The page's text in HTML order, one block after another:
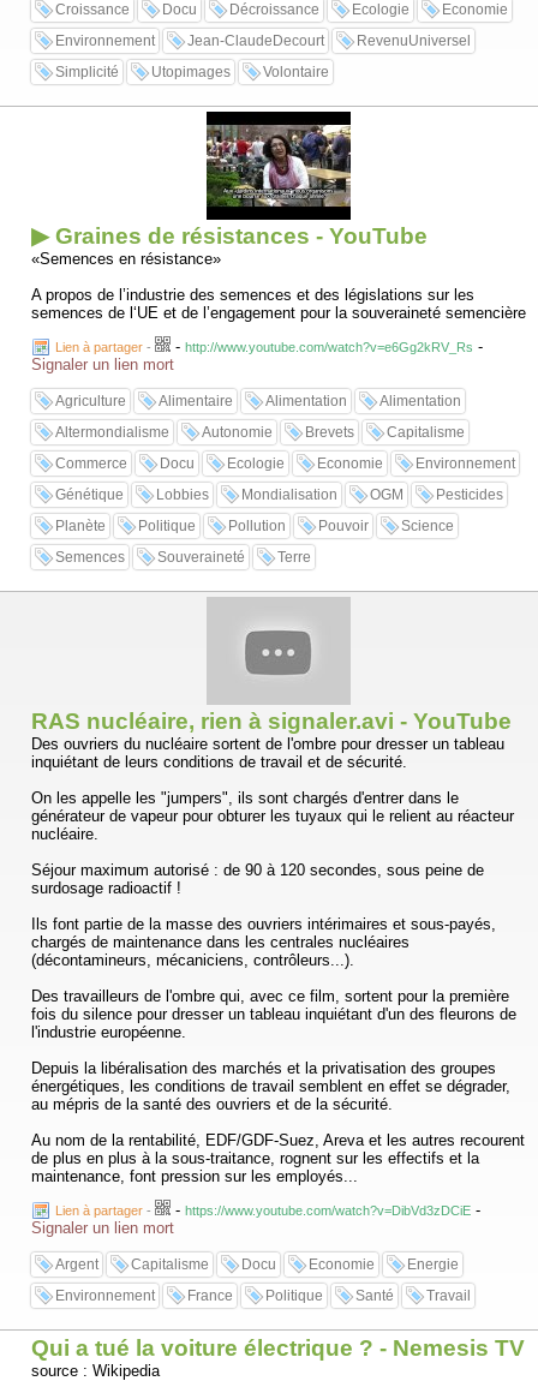
Croissance Docu Décroissance Ecologie
Economie
Environnement
Jean-ClaudeDecourt
RevenuUniversel
Simplicité
Utopimages Volontaire
▶ Graines de résistances - YouTube
«Semences en résistance»
A propos de l’industrie des semences et des législations sur les
semences de l‘UE et de l’engagement pour la souveraineté semencière
Lien à partager - - http://www.youtube.com/watch?v=e6Gg2kRV_Rs -
Signaler un lien mort
Agriculture Alimentaire Alimentation
Alimentation
Altermondialisme
Autonomie Brevets
Capitalisme
Commerce
Docu Ecologie Economie
Environnement
Génétique
Lobbies Mondialisation OGM
Pesticides
Planète
Politique Pollution Pouvoir
Science
Semences
Souveraineté Terre
RAS nucléaire, rien à signaler.avi - YouTube
Des ouvriers du nucléaire sortent de l'ombre pour dresser un tableau
inquiétant de leurs conditions de travail et de sécurité.
On les appelle les "jumpers", ils sont chargés d'entrer dans le
générateur de vapeur pour obturer les tuyaux qui le relient au réacteur
nucléaire.
Séjour maximum autorisé : de 90 à 120 secondes, sous peine de
surdosage radioactif !
Ils font partie de la masse des ouvriers intérimaires et sous-payés,
chargés de maintenance dans les centrales nucléaires
(décontamineurs, mécaniciens, contrôleurs...).
Des travailleurs de l'ombre qui, avec ce film, sortent pour la première
fois du silence pour dresser un tableau inquiétant d'un des fleurons de
l'industrie européenne.
Depuis la libéralisation des marchés et la privatisation des groupes
énergétiques, les conditions de travail semblent en effet se dégrader,
au mépris de la santé des ouvriers et de la sécurité.
Au nom de la rentabilité, EDF/GDF-Suez, Areva et les autres recourent
de plus en plus à la sous-traitance, rognent sur les effectifs et la
maintenance, font pression sur les employés...
Lien à partager - - https://www.youtube.com/watch?v=DibVd3zDCiE -
Signaler un lien mort
Argent Capitalisme Docu Economie
Energie
Environnement
France Politique Santé Travail
Qui a tué la voiture électrique ? - Nemesis TV
source : Wikipedia